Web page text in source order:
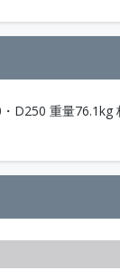
D250 重量76.1kg